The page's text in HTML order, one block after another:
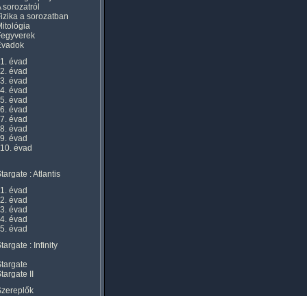
sorozatról
a sorozatban
1. évad
2. évad
3. évad
4. évad
5. évad
6. évad
7. évad
8. évad
9. évad
10. évad
: Atlantis
1. évad
2. évad
3. évad
4. évad
5. évad
: Infinity
II